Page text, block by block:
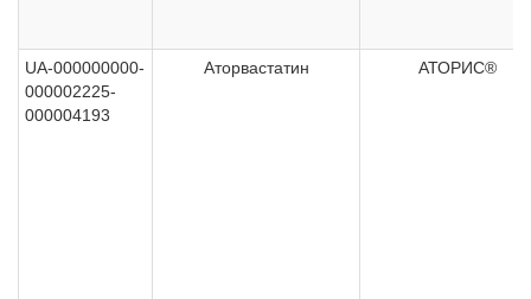
UA-000000000-
000002225-
000004193
Аторвастатин АТОРИС®